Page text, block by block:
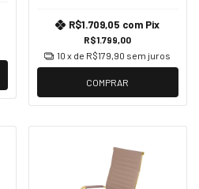
R$1.799,00
R$1.709,05 com Pix
10 x de R$179,90 sem juros
COMPRAR